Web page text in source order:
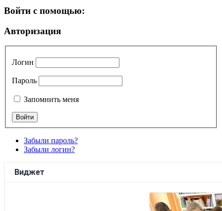
Войти с помощью:
Авторизация
Логин
Пароль
Запомнить меня
Забыли пароль?
Забыли логин?